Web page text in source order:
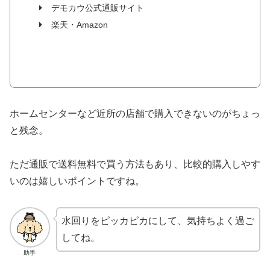
デモカウ公式通販サイト
楽天・Amazon
ホームセンターなど近所の店舗で購入できないのがちょっ
と残念。
ただ通販で送料無料で買う方法もあり、比較的購入しやす
いのは嬉しいポイントですね。
助手
水回りをピッカピカにして、気持ちよく過ご
してね。